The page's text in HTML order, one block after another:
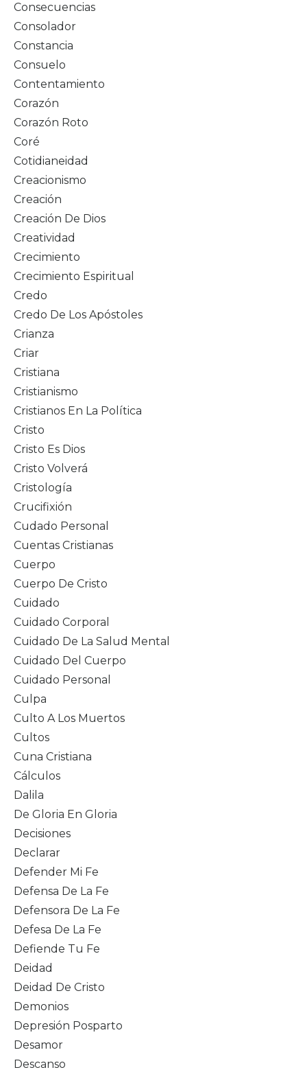
Consecuencias
Consolador
Constancia
Consuelo
Contentamiento
Corazón
Corazón Roto
Coré
Cotidianeidad
Creacionismo
Creación
Creación De Dios
Creatividad
Crecimiento
Crecimiento Espiritual
Credo
Credo De Los Apóstoles
Crianza
Criar
Cristiana
Cristianismo
Cristianos En La Política
Cristo
Cristo Es Dios
Cristo Volverá
Cristología
Crucifixión
Cudado Personal
Cuentas Cristianas
Cuerpo
Cuerpo De Cristo
Cuidado
Cuidado Corporal
Cuidado De La Salud Mental
Cuidado Del Cuerpo
Cuidado Personal
Culpa
Culto A Los Muertos
Cultos
Cuna Cristiana
Cálculos
Dalila
De Gloria En Gloria
Decisiones
Declarar
Defender Mi Fe
Defensa De La Fe
Defensora De La Fe
Defesa De La Fe
Defiende Tu Fe
Deidad
Deidad De Cristo
Demonios
Depresión Posparto
Desamor
Descanso